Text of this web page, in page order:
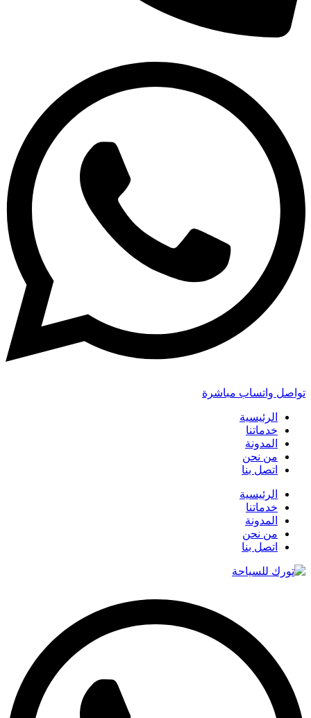
تواصل واتساب مباشرة
الرئيسية
خدماتنا
المدونة
من نحن
اتصل بنا
الرئيسية
خدماتنا
المدونة
من نحن
اتصل بنا